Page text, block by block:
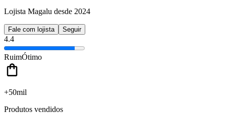
Lojista Magalu desde 2024
Fale com lojista Seguir
4.4
RuimÓtimo
+50mil
Produtos vendidos